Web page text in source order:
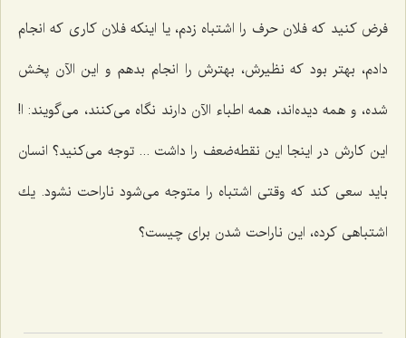
فرض كنید كه فلان حرف را اشتباه زدم، یا اینكه فلان كاری كه انجام
دادم، بهتر بود كه نظیرش، بهترش را انجام بدهم و این الآن پخش
شده، و همه دیده‌اند، همه اطباء الآن دارند نگاه می‌كنند، می‌گویند: ا!
این كارش در اینجا این نقطه‌ضعف را داشت ... توجه می‌كنید؟ انسان
باید سعی كند كه وقتی اشتباه را متوجه می‌شود ناراحت نشود. یك
اشتباهی كرده، این ناراحت شدن برای چیست؟